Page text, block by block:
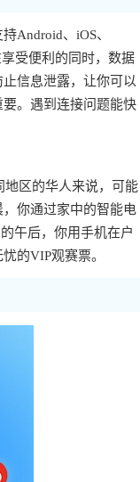
持Android、iOS、
受便利的同时，数据
信息泄露，让你可以
。遇到连接问题能快
地区的华人来说，可能
你通过家中的智能电
午后，你用手机在户
的VIP观赛票。